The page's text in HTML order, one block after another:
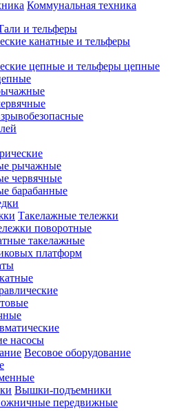
Коммунальная техника
и тельферы
канатные и тельферы
цепные и тельферы цепные
рычажные
червячные
барабанные
Такелажные тележки
поворотные
такелажные
платформ
насосы
Весовое оборудование
Вышки-подъемники
передвижные